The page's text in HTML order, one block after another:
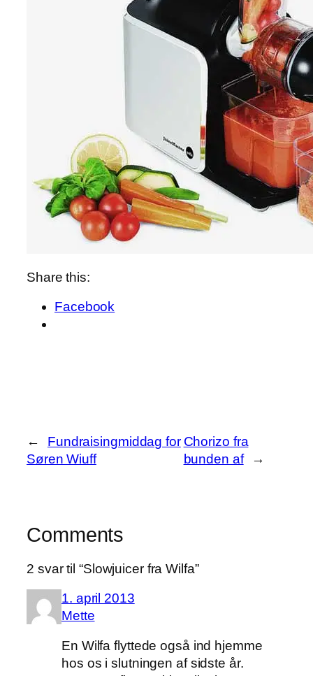
Share this:
Facebook
←
Fundraisingmiddag for
Søren Wiuff
Chorizo fra
bunden af
→
Comments
2 svar til “Slowjuicer fra Wilfa”
1. april 2013
Mette
En Wilfa flyttede også ind hjemme
hos os i slutningen af sidste år.